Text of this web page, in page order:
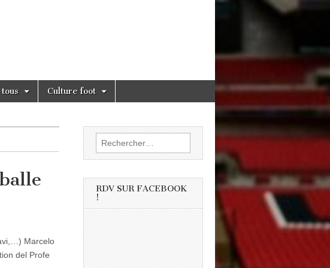
Culture foot
Marcelo
del Profe
Rechercher :
RDV SUR FACEBOOK
!